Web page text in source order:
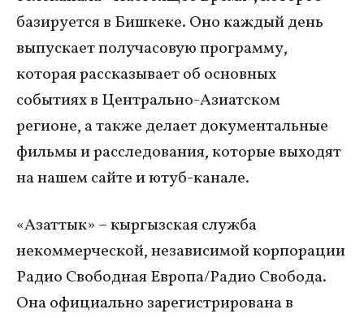
базируется в Бишкеке. Оно каждый день
выпускает получасовую программу,
которая рассказывает об основных
событиях в Центрально-Азиатском
регионе, а также делает документальные
фильмы и расследования, которые выходят
на нашем сайте и ютуб-канале.
«Азаттык» – кыргызская служба
некоммерческой, независимой корпорации
Радио Свободная Европа/Радио Свобода.
Она официально зарегистрирована в